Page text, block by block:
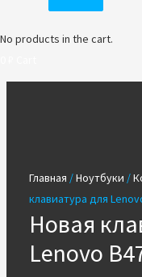
No products in the cart.
Главная /Ноутбуки /
клавиатура для
Новая
Lenovo